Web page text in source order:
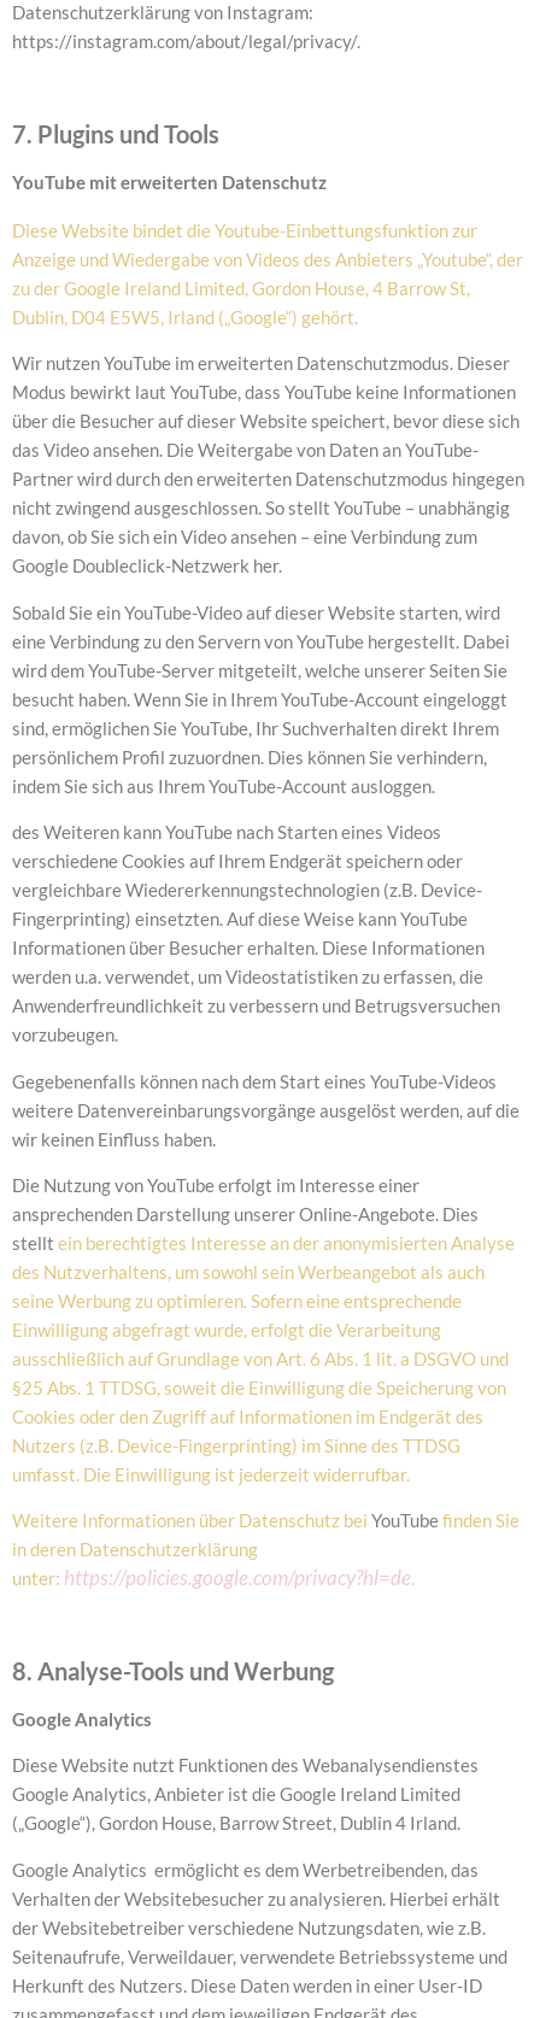
Datenschutzerklärung von Instagram:
https://instagram.com/about/legal/privacy/.
7. Plugins und Tools
YouTube mit erweiterten Datenschutz
Diese Website bindet die Youtube-Einbettungsfunktion zur
Anzeige und Wiedergabe von Videos des Anbieters „Youtube“, der
zu der Google Ireland Limited, Gordon House, 4 Barrow St,
Dublin, D04 E5W5, Irland („Google“) gehört.
Wir nutzen YouTube im erweiterten Datenschutzmodus. Dieser
Modus bewirkt laut YouTube, dass YouTube keine Informationen
über die Besucher auf dieser Website speichert, bevor diese sich
das Video ansehen. Die Weitergabe von Daten an YouTube-
Partner wird durch den erweiterten Datenschutzmodus hingegen
nicht zwingend ausgeschlossen. So stellt YouTube – unabhängig
davon, ob Sie sich ein Video ansehen – eine Verbindung zum
Google Doubleclick-Netzwerk her.
Sobald Sie ein YouTube-Video auf dieser Website starten, wird
eine Verbindung zu den Servern von YouTube hergestellt. Dabei
wird dem YouTube-Server mitgeteilt, welche unserer Seiten Sie
besucht haben. Wenn Sie in Ihrem YouTube-Account eingeloggt
sind, ermöglichen Sie YouTube, Ihr Suchverhalten direkt Ihrem
persönlichem Profil zuzuordnen. Dies können Sie verhindern,
indem Sie sich aus Ihrem YouTube-Account ausloggen.
des Weiteren kann YouTube nach Starten eines Videos
verschiedene Cookies auf Ihrem Endgerät speichern oder
vergleichbare Wiedererkennungstechnologien (z.B. Device-
Fingerprinting) einsetzten. Auf diese Weise kann YouTube
Informationen über Besucher erhalten. Diese Informationen
werden u.a. verwendet, um Videostatistiken zu erfassen, die
Anwenderfreundlichkeit zu verbessern und Betrugsversuchen
vorzubeugen.
Gegebenenfalls können nach dem Start eines YouTube-Videos
weitere Datenvereinbarungsvorgänge ausgelöst werden, auf die
wir keinen Einfluss haben.
Die Nutzung von YouTube erfolgt im Interesse einer
ansprechenden Darstellung unserer Online-Angebote. Dies
stellt ein berechtigtes Interesse an der anonymisierten Analyse
des Nutzverhaltens, um sowohl sein Werbeangebot als auch
seine Werbung zu optimieren. Sofern eine entsprechende
Einwilligung abgefragt wurde, erfolgt die Verarbeitung
ausschließlich auf Grundlage von Art. 6 Abs. 1 lit. a DSGVO und
§25 Abs. 1 TTDSG, soweit die Einwilligung die Speicherung von
Cookies oder den Zugriff auf Informationen im Endgerät des
Nutzers (z.B. Device-Fingerprinting) im Sinne des TTDSG
umfasst. Die Einwilligung ist jederzeit widerrufbar.
Weitere Informationen über Datenschutz bei YouTubefinden Sie
in deren Datenschutzerklärung
unter: https://policies.google.com/privacy?hl=de.
8. Analyse-Tools und Werbung
Google Analytics
Diese Website nutzt Funktionen des Webanalysendienstes
Google Analytics, Anbieter ist die Google Ireland Limited
(„Google“), Gordon House, Barrow Street, Dublin 4 Irland.
Google Analytics ermöglicht es dem Werbetreibenden, das
Verhalten der Websitebesucher zu analysieren. Hierbei erhält
der Websitebetreiber verschiedene Nutzungsdaten, wie z.B.
Seitenaufrufe, Verweildauer, verwendete Betriebssysteme und
Herkunft des Nutzers. Diese Daten werden in einer User-ID